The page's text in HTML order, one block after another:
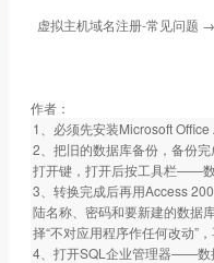
虚拟主机域名注册-常见问题
作者：
1、必须先安装Microsoft
2、把旧的数据库备份，备份
打开键，打开后按工具栏——
3、转换完成后再用Access
陆名称、密码和要新建的数据
择“不对应用程序作任何改动”
4、打开SQL企业管理器——